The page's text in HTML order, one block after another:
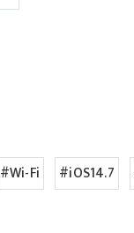
#Wi-Fi #iOS14.7